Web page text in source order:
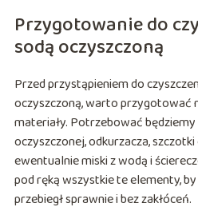
Przygotowanie do
sodą oczyszczoną
Przed przystąpieniem do
oczyszczoną, warto przygotować
materiały. Potrzebować
oczyszczonej, odkurzacza,
ewentualnie miski z wodą i
pod ręką wszystkie te elementy,
przebiegł sprawnie i bez zakłóceń.